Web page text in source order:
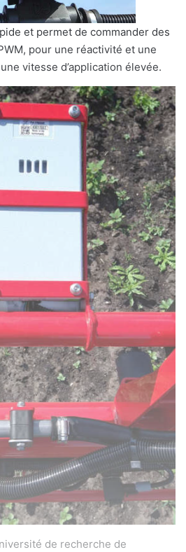
et permet de commander des
pour une réactivité et une
vitesse d’application élevée.
de recherche de